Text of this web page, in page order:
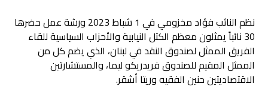
نظم النائب فؤاد مخزومي في 1 شباط 2023 ورشة عمل حضرها
30 نائباً يمثلون معظم الكتل النيابية والأحزاب السياسية للقاء
الفريق الممثل لصندوق النقد في لبنان، الذي يضم كل من
الممثل المقيم للصندوق فريدريكو ليما، والمستشارتين
الاقتصاديتين حنين الفقيه وريتا أشقر.